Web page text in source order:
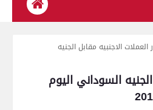
العملات الاجنبيه مقابل الجنيه
السوداني اليوم